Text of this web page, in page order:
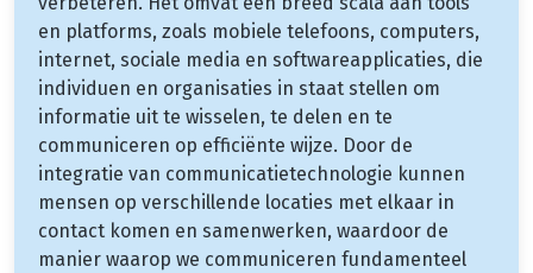
en platforms, zoals mobiele telefoons, computers,
internet, sociale media en softwareapplicaties, die
individuen en organisaties in staat stellen om
informatie uit te wisselen, te delen en te
communiceren op efficiënte wijze. Door de
integratie van communicatietechnologie kunnen
mensen op verschillende locaties met elkaar in
contact komen en samenwerken, waardoor de
manier waarop we communiceren fundamenteel